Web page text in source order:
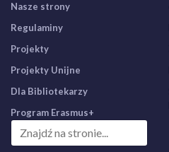
Nasze strony
Regulaminy
Projekty
Projekty Unijne
Dla Bibliotekarzy
Program Erasmus+